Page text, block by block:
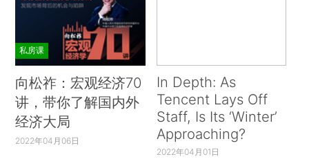
私房课
向松祚：宏观经济70
讲，带你了解国内外
经济大局
2022年04月06日
In Depth: As
Tencent Lays Off
Staff, Is Its ‘Winter’
Approaching?
2022年04月01日